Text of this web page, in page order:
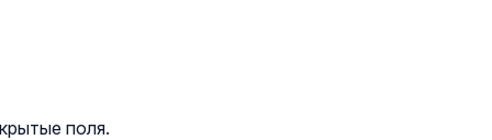
поля.